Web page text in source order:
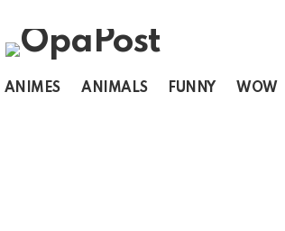
ANIMES ANIMALS FUNNY WOW